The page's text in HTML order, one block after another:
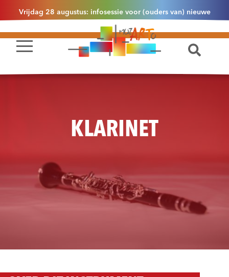
Vrijdag 28 augustus: infosessie voor (ouders van) nieuwe
leerlingen 2.1 om 13u30 in Essen
KLARINET